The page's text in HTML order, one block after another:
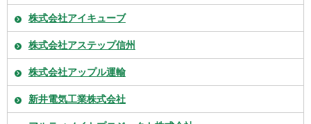
株式会社アイキューブ
株式会社アステップ信州
株式会社アップル運輸
新井電気工業株式会社